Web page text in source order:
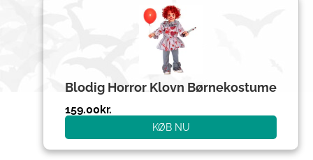
Blodig Horror Klovn Børnekostume
159.00kr.
KØB NU